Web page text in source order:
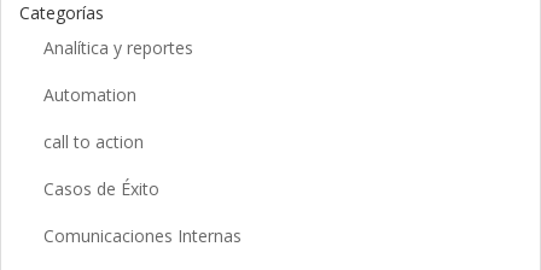
Categorías
Analítica y reportes
Automation
call to action
Casos de Éxito
Comunicaciones Internas